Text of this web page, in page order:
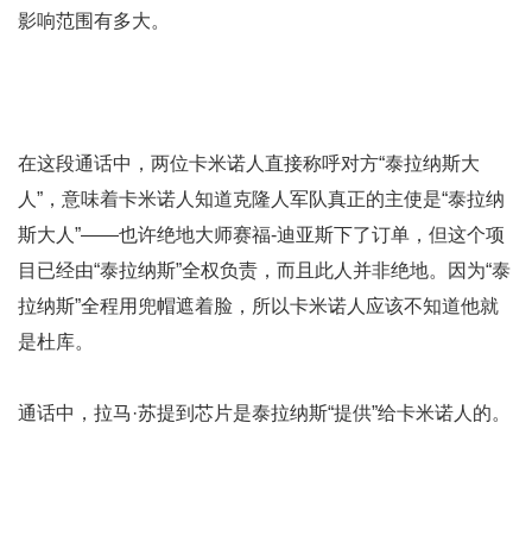
影响范围有多大。
在这段通话中，两位卡米诺人直接称呼对方“泰拉纳斯大
人”，意味着卡米诺人知道克隆人军队真正的主使是“泰拉纳
斯大人”——也许绝地大师赛福-迪亚斯下了订单，但这个项
目已经由“泰拉纳斯”全权负责，而且此人并非绝地。因为“泰
拉纳斯”全程用兜帽遮着脸，所以卡米诺人应该不知道他就
是杜库。
通话中，拉马·苏提到芯片是泰拉纳斯“提供”给卡米诺人的。